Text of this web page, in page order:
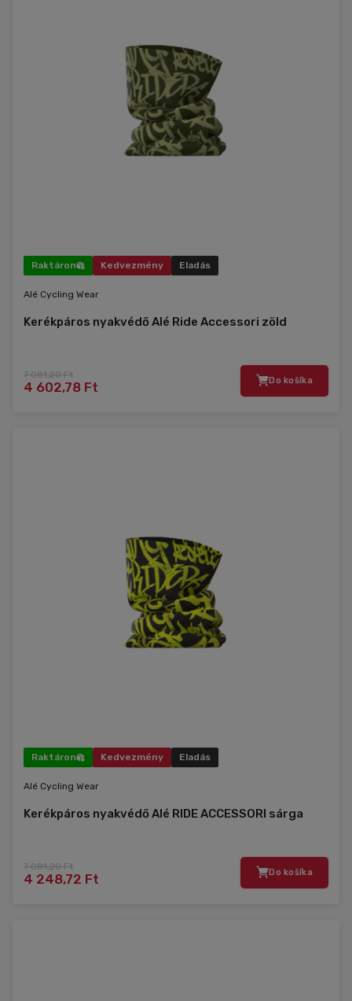
Raktáron Kedvezmény Eladás
Alé Cycling Wear
Kerékpáros nyakvédő Alé Ride Accessori zöld
7 081,20 Ft
4 602,78 Ft Do košíka
Raktáron Kedvezmény Eladás
Alé Cycling Wear
Kerékpáros nyakvédő Alé RIDE ACCESSORI sárga
7 081,20 Ft
4 248,72 Ft Do košíka